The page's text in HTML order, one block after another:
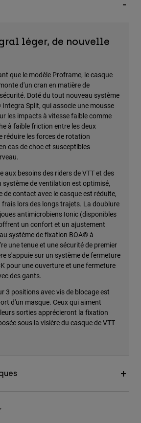
léger, de nouvelle
que le modèle Proframe, le casque
d'un cran en matière de
Doté du tout nouveau système
Split, qui associe une mousse
les impacts à vitesse faible comme
à faible friction entre les deux
réduire les forces de rotation
cas de choc et susceptibles
aux besoins des riders de VTT et des
système de ventilation est optimisé,
de contact avec le casque est réduite,
lors des longs trajets. La doublure
antimicrobiens Ionic (disponibles
un confort et un ajustement
système de fixation BOA® à
une tenue et une sécurité de premier
s'appuie sur un système de fermeture
pour une ouverture et une fermeture
des gants.
3 positions avec vis de blocage est
d'un masque. Ceux qui aiment
sorties apprécieront la fixation
sous la visière du casque de VTT